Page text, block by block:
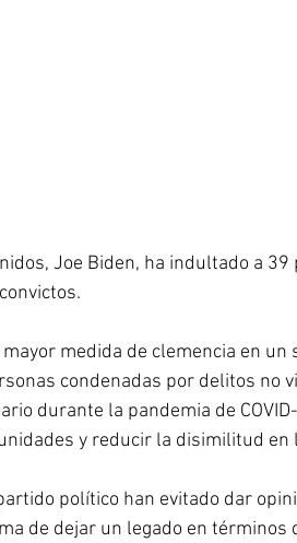
Joe Biden, ha indultado a
medida de clemencia en
condenadas por delitos no
durante la pandemia de
y reducir la disimilitud en
político han evitado dar
de dejar un legado en